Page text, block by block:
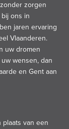
zorgen
bij ons in
jaren ervaring
Vlaanderen.
uw dromen
wensen, dan
en Gent aan
van een